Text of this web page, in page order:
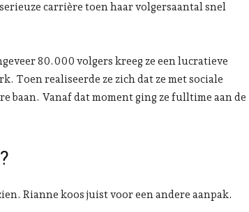
carrière toen haar volgersaantal snel
80.000 volgers kreeg ze een lucratieve
Toen realiseerde ze zich dat ze met sociale
baan. Vanaf dat moment ging ze fulltime aan de
Rianne koos juist voor een andere aanpak.